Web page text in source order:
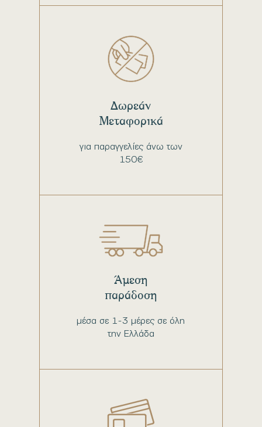
για παραγγελίες άνω των
150€
Δωρεάν
Μεταφορικά
μέσα σε 1-3 μέρες σε όλη
την Ελλάδα
Άμεση
παράδοση